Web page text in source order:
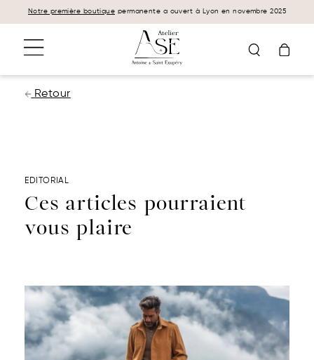
Panneau de gestion des cookies
Notre première boutique permanente a ouvert à Lyon en novembre 2025
Retour
EDITORIAL
Ces articles pourraient
vous plaire